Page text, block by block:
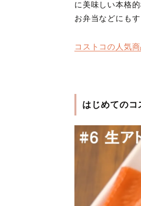
に美味しい本格
お弁当などにも
コストコの人気
はじめての